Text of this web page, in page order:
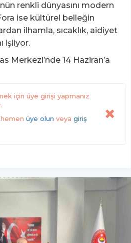
renkli dünyasını modern
ise kültürel belleğin
ilhamla, sıcaklık, aidiyet
işliyor.
Merkezi’nde 14 Haziran’a
için üye girişi yapmanız
üye olun veya giriş